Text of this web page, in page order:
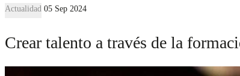
Actualidad 05 Sep 2024
Crear talento a través de la